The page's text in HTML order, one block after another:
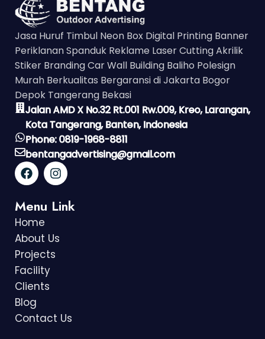
Jasa Huruf Timbul Neon Box Digital Printing Banner
Periklanan Spanduk Reklame Laser Cutting Akrilik
Stiker Branding Car Wall Building Baliho Polesign
Murah Berkualitas Bergaransi di Jakarta Bogor
Depok Tangerang Bekasi
Jalan AMD X No.32 Rt.001 Rw.009, Kreo, Larangan,
Kota Tangerang, Banten, Indonesia
Phone: 0819-1968-8811
bentangadvertising@gmail.com
Menu Link
Home
About Us
Projects
Facility
Clients
Blog
Contact Us